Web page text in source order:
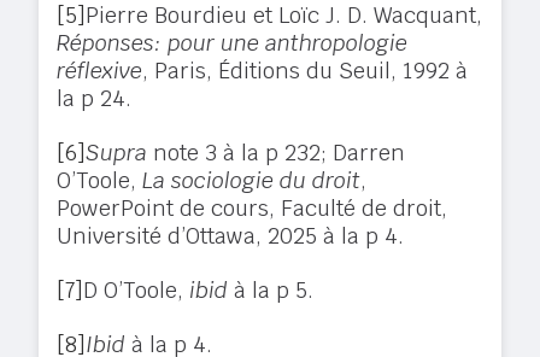
[5]Pierre Bourdieu et Loïc J. D. Wacquant,
Réponses: pour une anthropologie
réflexive, Paris, Éditions du Seuil, 1992 à
la p 24.
[6]Supra note 3 à la p 232; Darren
O’Toole,La sociologie du droit,
PowerPoint de cours, Faculté de droit,
Université d’Ottawa, 2025 à la p 4.
[7]D O’Toole, ibidà la p 5.
[8]Ibidà la p 4.